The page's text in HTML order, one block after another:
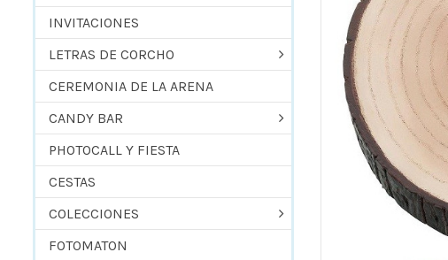
INVITACIONES
LETRAS DE CORCHO
CEREMONIA DE LA ARENA
CANDY BAR
PHOTOCALL Y FIESTA
CESTAS
COLECCIONES
FOTOMATON